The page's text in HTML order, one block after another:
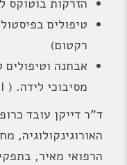
הזרקות בוטוקס
טיפולים
רקטום)
אבחנה
מסיבוכי לידה. ( OASI)
ד"ר דייקן עובד
האורוגינקולוגיה,
הרפואי מאיר,